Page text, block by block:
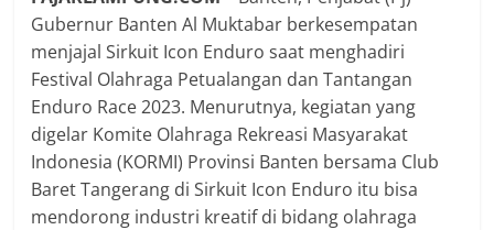
Gubernur Banten Al Muktabar berkesempatan
menjajal Sirkuit Icon Enduro saat menghadiri
Festival Olahraga Petualangan dan Tantangan
Enduro Race 2023. Menurutnya, kegiatan yang
digelar Komite Olahraga Rekreasi Masyarakat
Indonesia (KORMI) Provinsi Banten bersama Club
Baret Tangerang di Sirkuit Icon Enduro itu bisa
mendorong industri kreatif di bidang olahraga